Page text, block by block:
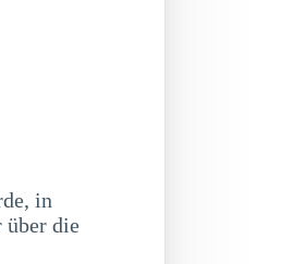
in
über die